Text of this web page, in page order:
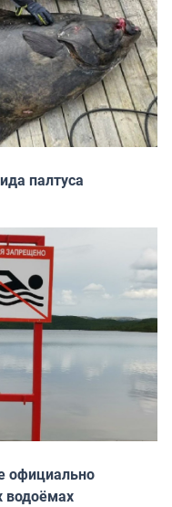
палтуса
официально
водоёмах